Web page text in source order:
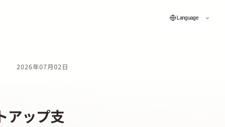
Language
2026年07月02日
アップ支